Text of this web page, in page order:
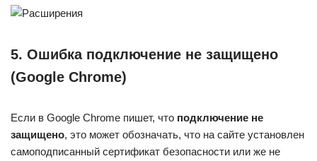
5. Ошибка подключение не защищено
(Google Chrome)
Если в Google Chrome пишет, что подключение не
защищено, это может обозначать, что на сайте установлен
самоподписанный сертификат безопасности или же не